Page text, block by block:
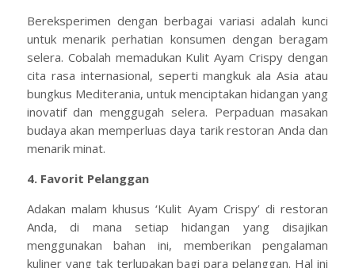
Bereksperimen dengan berbagai variasi adalah kunci
untuk menarik perhatian konsumen dengan beragam
selera. Cobalah memadukan Kulit Ayam Crispy dengan
cita rasa internasional, seperti mangkuk ala Asia atau
bungkus Mediterania, untuk menciptakan hidangan yang
inovatif dan menggugah selera. Perpaduan masakan
budaya akan memperluas daya tarik restoran Anda dan
menarik minat.
4. Favorit Pelanggan
Adakan malam khusus ‘Kulit Ayam Crispy’ di restoran
Anda, di mana setiap hidangan yang disajikan
menggunakan bahan ini, memberikan pengalaman
kuliner yang tak terlupakan bagi para pelanggan. Hal ini